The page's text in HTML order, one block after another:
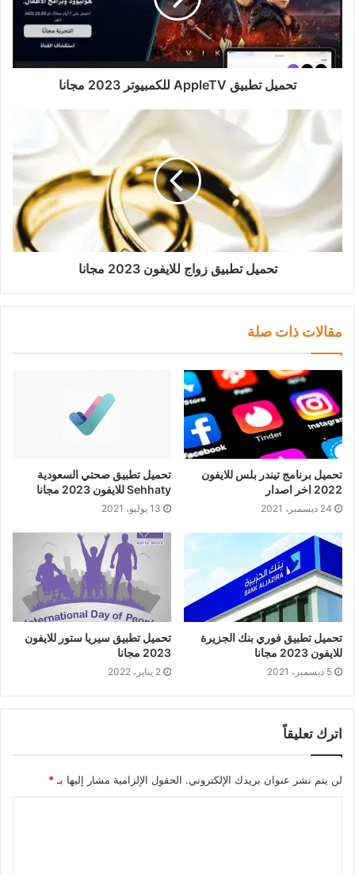
تحميل تطبيق AppleTV للكمبيوتر 2023 مجانا
تحميل تطبيق زواج للايفون 2023 مجانا
مقالات ذات صلة
تحميل برنامج تيندر بلس للايفون
2022 اخر اصدار
24 ديسمبر، 2021
تحميل تطبيق صحتي السعودية
Sehhaty للايفون 2023 مجانا
13 يوليو، 2021
تحميل تطبيق فوري بنك الجزيرة
للايفون 2023 مجانا
5 ديسمبر، 2021
تحميل تطبيق سيريا ستور للايفون
2023 مجانا
2 يناير، 2022
اترك تعليقاً
لن يتم نشر عنوان بريدك الإلكتروني. الحقول الإلزامية مشار إليها بـ*